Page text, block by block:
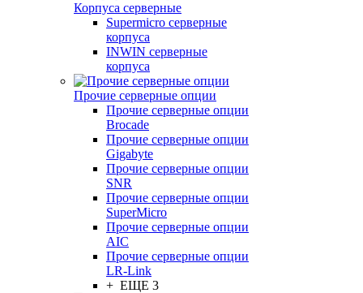
Корпуса серверные
Supermicro серверные
корпуса
INWIN серверные
корпуса
Прочие серверные опции
Прочие серверные опции
Brocade
Прочие серверные опции
Gigabyte
Прочие серверные опции
SNR
Прочие серверные опции
SuperMicro
Прочие серверные опции
AIC
Прочие серверные опции
LR-Link
+ ЕЩЕ 3